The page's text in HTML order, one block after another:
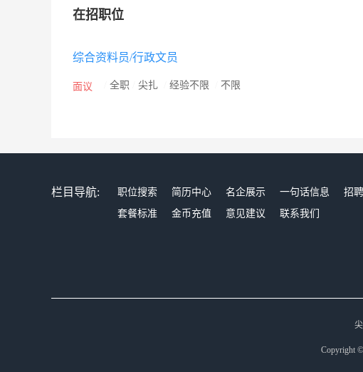
在招职位
综合资料员/行政文员
面议 全职 尖扎 经验不限 不限
栏目导航: 职位搜索 简历中心 名企展示 一句话信息 招
套餐标准
金币充值 意见建议 联系我们
Copyright